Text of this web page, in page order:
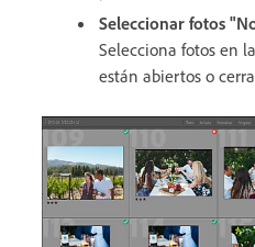
Seleccionar fotos
Selecciona fotos en
están abiertos o